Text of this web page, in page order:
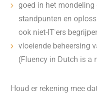
goed in het
standpunten en
ook niet-IT'ers
vloeiende beheersing
(Fluency in Dutch is a
Houd er rekening mee